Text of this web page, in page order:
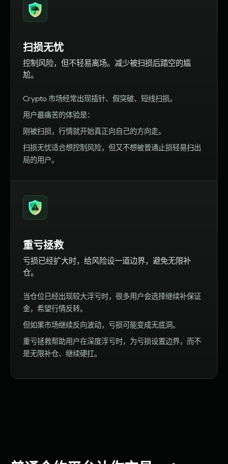
扫损无忧
控制风险，但不轻易离场。减少被扫损后踏空的尴
尬。
Crypto 市场经常出现插针、假突破、短线扫损。
用户最痛苦的体验是：
刚被扫损，行情就开始真正向自己的方向走。
扫损无忧适合想控制风险，但又不想被普通止损轻易扫出
局的用户。
重亏拯救
亏损已经扩大时，给风险设一道边界，避免无限补
仓。
当仓位已经出现较大浮亏时，很多用户会选择继续补保证
金，希望行情反转。
但如果市场继续反向波动，亏损可能变成无底洞。
重亏拯救帮助用户在深度浮亏时，为亏损设置边界，而不
是无限补仓、继续硬扛。